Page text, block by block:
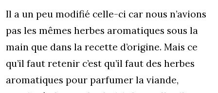
Il a un peu modifié celle-ci car nous n’avions
pas les mêmes herbes aromatiques sous la
main que dans la recette d’origine. Mais ce
qu’il faut retenir c’est qu’il faut des herbes
aromatiques pour parfumer la viande,